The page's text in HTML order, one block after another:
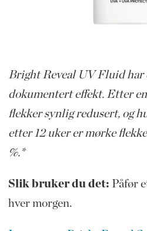
Bright Reveal UV Fluid har
dokumentert effekt. Etter
flekker synlig redusert, og
etter 12 uker er mørke
%.*
Slik bruker du det: Påfør
hver morgen.